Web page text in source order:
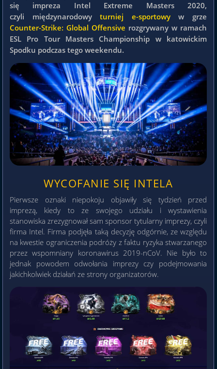
się impreza Intel Extreme Masters 2020,
czyli międzynarodowyturniej e-sportowyw grze
Counter-Strike: Global Offensive rozgrywany w ramach
ESL Pro Tour Masters Championship w katowickim
Spodku podczas tego weekendu.
WYCOFANIE SIĘ INTELA
Pierwsze oznaki niepokoju objawiły się tydzień przed
imprezą, kiedy to ze swojego udziału i wystawienia
stanowiska zrezygnował sam sponsor tytularny imprezy, czyli
firma Intel. Firma podjęła taką decyzję odgórnie, ze względu
na kwestie ograniczenia podróży z faktu ryzyka stwarzanego
przez wspomniany koronawirus 2019-nCoV. Nie było to
jednak powodem odwołania imprezy czy podejmowania
jakichkolwiek działań ze strony organizatorów.